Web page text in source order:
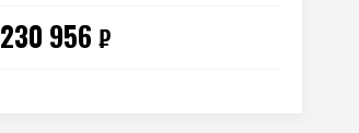
230 956 ₽